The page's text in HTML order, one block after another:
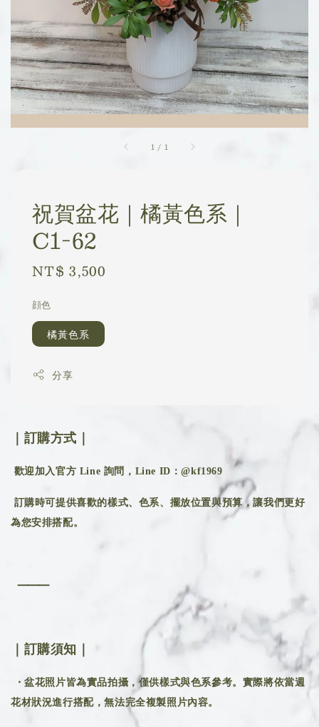
1 / 1
祝賀盆花｜橘黃色系｜
C1-62
Regular
NT$ 3,500
顔色
橘黃色系
分享
｜訂購方式｜
歡迎加入官方 Line 詢問，Line ID：@kf1969
訂購時可提供喜歡的樣式、色系、擺放位置與預算，讓我們更好
為您安排搭配。
⸻
｜訂購須知｜
・盆花照片皆為實品拍攝，僅供樣式與色系參考。實際將依當週
花材狀況進行搭配，無法完全複製照片內容。